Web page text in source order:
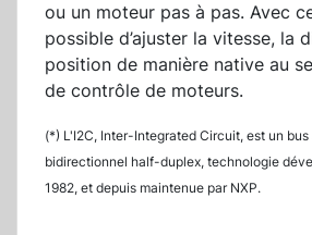
ou un moteur pas à pas. Avec
possible d’ajuster la vitesse, la
position de manière native au
de contrôle de moteurs.
(*) L'I2C, Inter-Integrated Circuit, est un
bidirectionnel half-duplex, technologie
1982, et depuis maintenue par NXP.